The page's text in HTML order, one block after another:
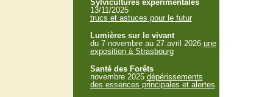
Sylvicultures expérimentales
13/11/2025
trucs et astuces pour le futur
Lumières sur le vivant
du 7 novembre au 27 avril 2026 une
exposition à Strasbourg
Santé des Forêts
novembre 2025 dépérissements
des essences principales et alertes